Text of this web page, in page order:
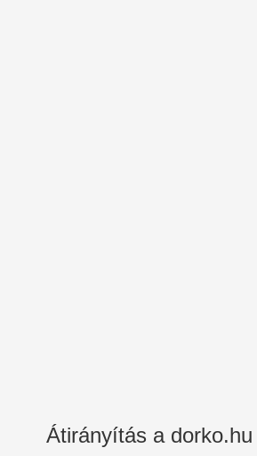
Átirányítás a